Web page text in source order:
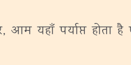
यहाँ पर्याप्त होता है